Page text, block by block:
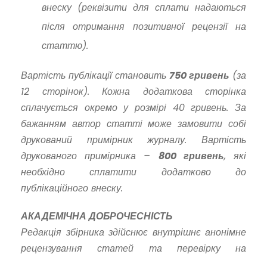
внеску (реквізити для сплати надаються
після отримання позитивної рецензії на
статтю).
Вартість публікації становить 750 гривень (за
12 сторінок). Кожна додаткова сторінка
сплачується окремо у розмірі 40 гривень. За
бажанням автор статті може замовити собі
друкований примірник журналу. Вартість
друкованого примірника – 800 гривень, які
необхідно сплатити додатково до
публікаційного внеску.
АКАДЕМІЧНА ДОБРОЧЕСНІСТЬ
Редакція збірника здійснює внутрішнє анонімне
рецензування статей та перевірку на